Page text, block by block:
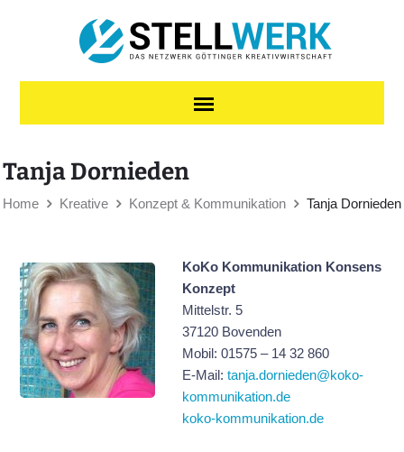
Tanja Dornieden
Home Kreative Konzept & Kommunikation Tanja Dornieden
KoKo Kommunikation Konsens
Konzept
Mittelstr. 5
37120 Bovenden
Mobil: 01575 – 14 32 860
E-Mail:tanja.dornieden@koko-
kommunikation.de
koko-kommunikation.de